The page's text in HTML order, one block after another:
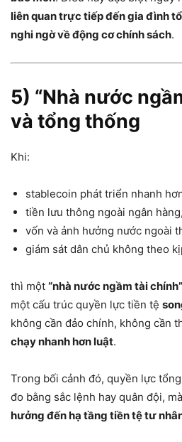
liên quan trực tiếp đến gia đình
nghi ngờ về động cơ chính sách.
5) “Nhà nước
và tổng thống
Khi:
stablecoin phát triển nhanh
tiền lưu thông ngoài ngân hàng,
vốn và ảnh hưởng nước ngoài
giám sát dân chủ không theo
thì một “nhà nước ngầm tài chính”
một cấu trúc quyền lực tiền tệ
không cần đảo chính, không cần
chạy nhanh hơn luật.
Trong bối cảnh đó, quyền lực
đo bằng sắc lệnh hay quân đội,
hưởng đến hạ tầng tiền tệ tư